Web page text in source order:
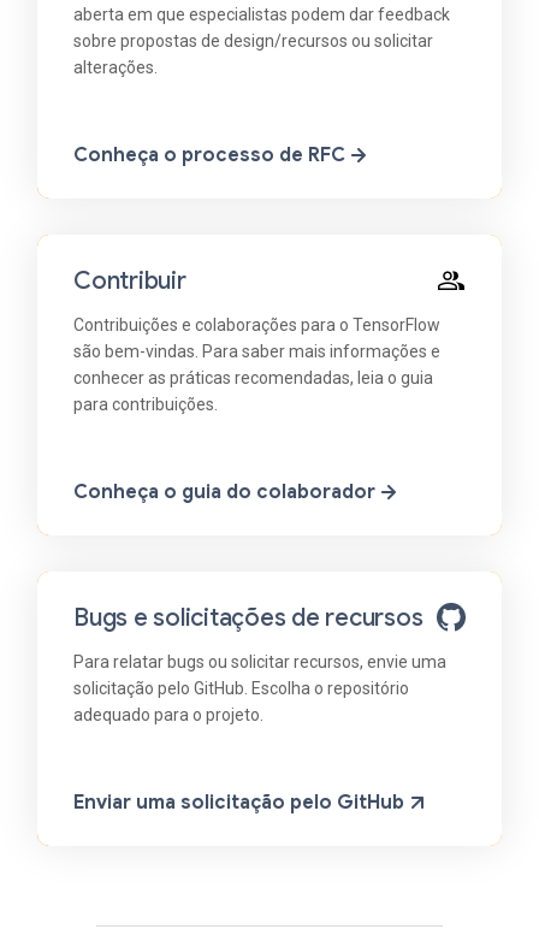
aberta em que especialistas podem dar feedback
sobre propostas de design/recursos ou solicitar
alterações.
Conheça o processo de RFC
Contribuir
Contribuições e colaborações para o TensorFlow
são bem-vindas. Para saber mais informações e
conhecer as práticas recomendadas, leia o guia
para contribuições.
Conheça o guia do colaborador
Bugs e solicitações de recursos
Para relatar bugs ou solicitar recursos, envie uma
solicitação pelo GitHub. Escolha o repositório
adequado para o projeto.
Enviar uma solicitação pelo GitHub